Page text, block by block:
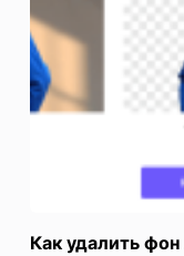
Как удалить